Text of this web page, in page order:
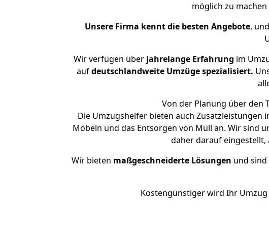
möglich zu
Unsere Firma kennt die besten Angebote,
Wir verfügen überjahrelange Erfahrung im
aufdeutschlandweite Umzüge spezialisiert.
Von der Planung über den
Die Umzugshelfer bieten auch Zusatzleistungen
Möbeln und das Entsorgen von Müll an. Wir sind
daher darauf eingestellt,
Wir bieten maßgeschneiderte Lösungen und
Kostengünstiger wird Ihr